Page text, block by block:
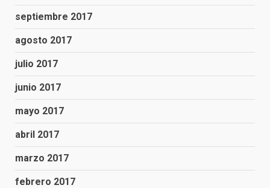
septiembre 2017
agosto 2017
julio 2017
junio 2017
mayo 2017
abril 2017
marzo 2017
febrero 2017